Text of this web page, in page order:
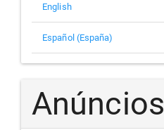
English
Español (España)
Anúncios